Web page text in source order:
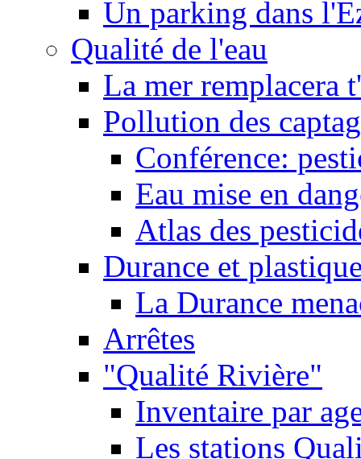
Un parking dans
Qualité de l'eau
La mer remplacera
Pollution des
Conférence:
Eau mise en
Atlas des
Durance et
La Durance
Arrêtes
"Qualité Rivière"
Inventaire par
Les stations